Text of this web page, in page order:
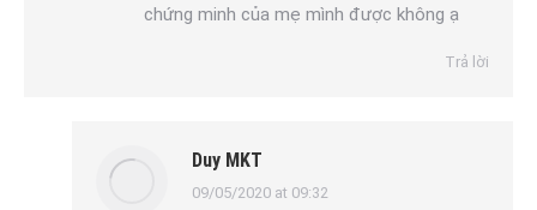
chứng minh của mẹ mình được không ạ
Trả lời
Duy MKT
says:
09/05/2020 at 09:32